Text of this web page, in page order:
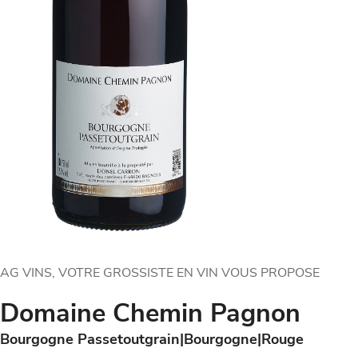
AG VINS, VOTRE GROSSISTE EN VIN VOUS PROPOSE
Domaine Chemin Pagnon
Bourgogne Passetoutgrain Bourgogne Rouge